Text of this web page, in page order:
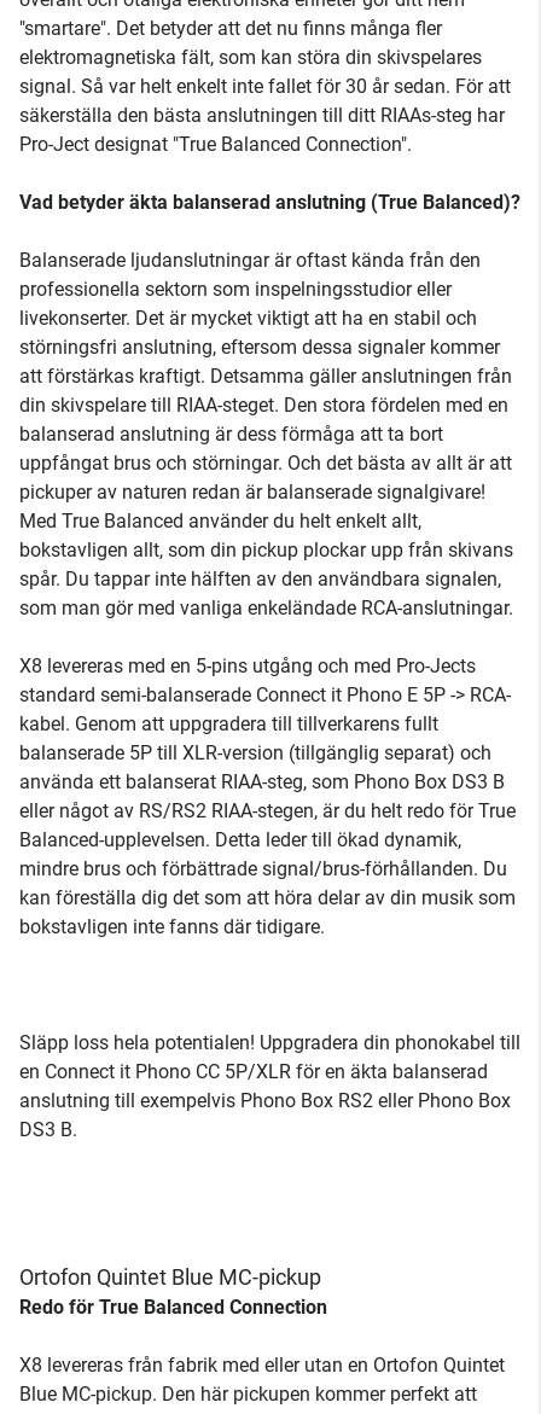
"smartare". Det betyder att det nu finns många fler
elektromagnetiska fält, som kan störa din skivspelares
signal. Så var helt enkelt inte fallet för 30 år sedan. För att
säkerställa den bästa anslutningen till ditt RIAAs-steg har
Pro-Ject designat "True Balanced Connection".
Vad betyder äkta balanserad anslutning (True Balanced)?
Balanserade ljudanslutningar är oftast kända från den
professionella sektorn som inspelningsstudior eller
livekonserter. Det är mycket viktigt att ha en stabil och
störningsfri anslutning, eftersom dessa signaler kommer
att förstärkas kraftigt. Detsamma gäller anslutningen från
din skivspelare till RIAA-steget. Den stora fördelen med en
balanserad anslutning är dess förmåga att ta bort
uppfångat brus och störningar. Och det bästa av allt är att
pickuper av naturen redan är balanserade signalgivare!
Med True Balanced använder du helt enkelt allt,
bokstavligen allt, som din pickup plockar upp från skivans
spår. Du tappar inte hälften av den användbara signalen,
som man gör med vanliga enkeländade RCA-anslutningar.
X8 levereras med en 5-pins utgång och med Pro-Jects
standard semi-balanserade Connect it Phono E 5P -> RCA-
kabel. Genom att uppgradera till tillverkarens fullt
balanserade 5P till XLR-version (tillgänglig separat) och
använda ett balanserat RIAA-steg, som Phono Box DS3 B
eller något av RS/RS2 RIAA-stegen, är du helt redo för True
Balanced-upplevelsen. Detta leder till ökad dynamik,
mindre brus och förbättrade signal/brus-förhållanden. Du
kan föreställa dig det som att höra delar av din musik som
bokstavligen inte fanns där tidigare.
Släpp loss hela potentialen! Uppgradera din phonokabel till
en Connect it Phono CC 5P/XLR för en äkta balanserad
anslutning till exempelvis Phono Box RS2 eller Phono Box
DS3 B.
Ortofon Quintet Blue MC-pickup
Redo för True Balanced Connection
X8 levereras från fabrik med eller utan en Ortofon Quintet
Blue MC-pickup. Den här pickupen kommer perfekt att